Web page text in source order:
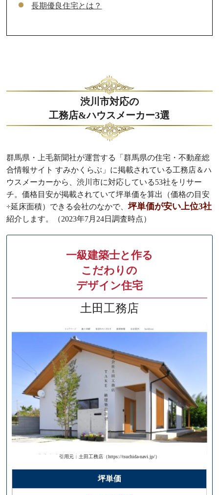
長期優良住宅とは？
渋川市対応の
工務店&ハウスメーカー3選
群馬県・上毛新聞社が運営する「群馬県の住宅・不動産総
合情報サイト すみかくらぶ」に掲載されている工務店＆ハ
ウスメーカーから、渋川市に対応している53社をリサー
チ。価格目安が掲載されていて坪単価を算出（価格の目安
÷延床面積）できる会社のなかで、坪単価が安い上位3社
紹介します。（2023年7月24日調査時点）
一級建築士と作る
こだわりの
デザイン住宅
土田工務店
引用元：土田工務店（https://tsuchida-navi.jp/）
坪単価